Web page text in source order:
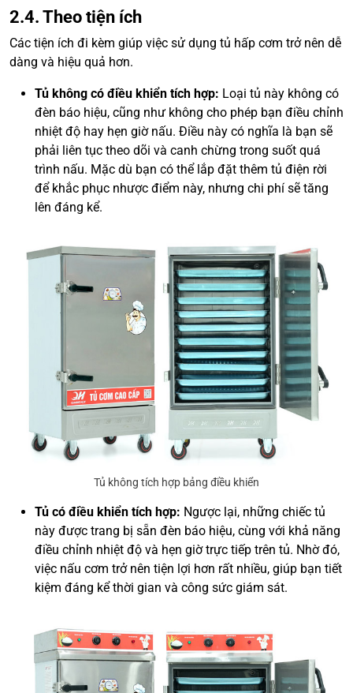
2.4. Theo tiện ích
Các tiện ích đi kèm giúp việc sử dụng tủ hấp cơm trở nên dễ
dàng và hiệu quả hơn.
Tủ không có điều khiển tích hợp: Loại tủ này không có
đèn báo hiệu, cũng như không cho phép bạn điều chỉnh
nhiệt độ hay hẹn giờ nấu. Điều này có nghĩa là bạn sẽ
phải liên tục theo dõi và canh chừng trong suốt quá
trình nấu. Mặc dù bạn có thể lắp đặt thêm tủ điện rời
để khắc phục nhược điểm này, nhưng chi phí sẽ tăng
lên đáng kể.
Tủ không tích hợp bảng điều khiển
Tủ có điều khiển tích hợp: Ngược lại, những chiếc tủ
này được trang bị sẵn đèn báo hiệu, cùng với khả năng
điều chỉnh nhiệt độ và hẹn giờ trực tiếp trên tủ. Nhờ đó,
việc nấu cơm trở nên tiện lợi hơn rất nhiều, giúp bạn tiết
kiệm đáng kể thời gian và công sức giám sát.